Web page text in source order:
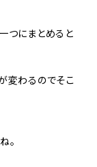
つにまとめると
変わるのでそこ
。